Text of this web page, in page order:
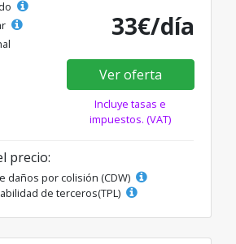
33€/día
Ver oferta
Incluye tasas e
impuestos. (VAT)
precio:
daños por colisión (CDW)
de terceros(TPL)